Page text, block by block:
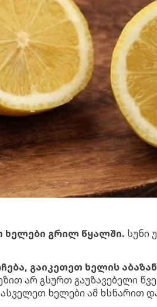
ხელები გრილ წყალში. სუნი
გაიკეთეთ ხელის
არ გსურთ გაუზავებელი
ხელები ამ ხსნარით